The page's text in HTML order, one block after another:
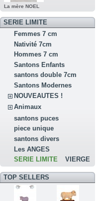
La mère NOEL
SERIE LIMITE
Femmes 7 cm
Nativité 7cm
Hommes 7 cm
Santons Enfants
santons double 7cm
Santons Modernes
NOUVEAUTES !
Animaux
santons puces
piece unique
santons divers
Les ANGES
SERIE LIMITE
VIERGE
TOP SELLERS